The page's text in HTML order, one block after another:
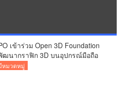
เข้าร่วม Open 3D Foundation
ฒนากราฟิก 3D บนอุปกรณ์มือถือ
หมวดหมู่